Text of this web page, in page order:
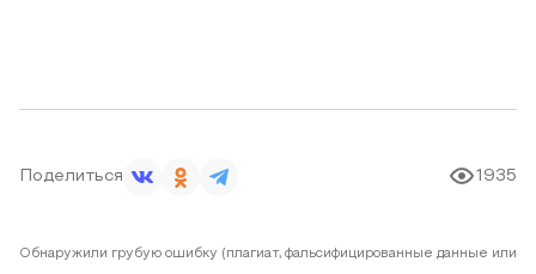
Поделиться 1935
Обнаружили грубую ошибку (плагиат, фальсифицированные данные или